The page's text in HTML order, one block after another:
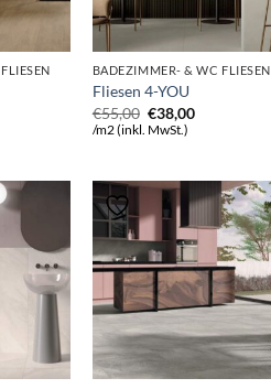
BADEZIMMER- & WC FLIESEN
Fliesen 4-YOU
€55,00 Ursprünglicher
Preis
€38,00Aktueller
/m2 (inkl. MwSt.)